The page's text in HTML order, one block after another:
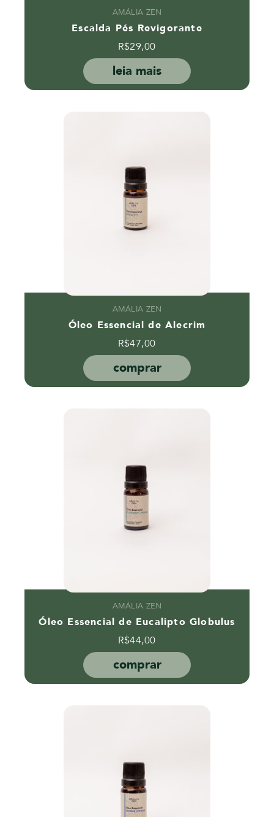
AMÁLIA ZEN
Escalda Pés Revigorante
R$29,00
leia mais
AMÁLIA ZEN
Óleo Essencial de Alecrim
R$47,00
comprar
AMÁLIA ZEN
Óleo Essencial de Eucalipto Globulus
R$44,00
comprar